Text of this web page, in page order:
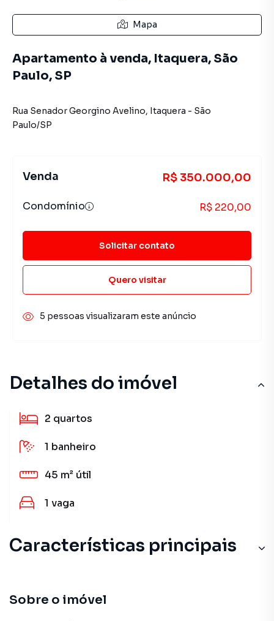
Detalhes do imóvel
2 quartos
1 banheiro
45 m² útil
1 vaga
Características principais
Sobre o imóvel
Mapa
Apartamento à venda, Itaquera, São
Paulo, SP
Rua Senador Georgino Avelino, Itaquera - São
Paulo/SP
Venda R$ 350.000,00
Condomínio R$ 220,00
Solicitar contato
Quero visitar
5 pessoas visualizaram este anúncio